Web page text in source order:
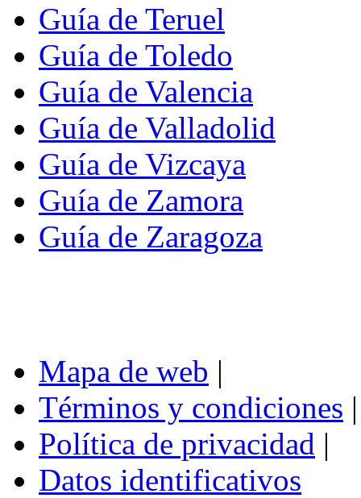
Guía de Teruel
Guía de Toledo
Guía de Valencia
Guía de Valladolid
Guía de Vizcaya
Guía de Zamora
Guía de Zaragoza
Mapa de web |
Términos y condiciones |
Política de privacidad |
Datos identificativos